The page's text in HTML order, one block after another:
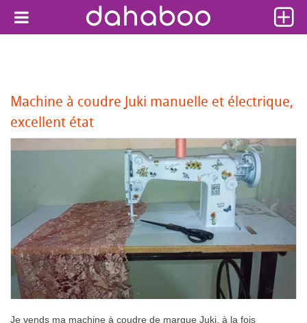
Machine à coudre Juki manuelle et électrique,
excellent état
Je vends ma machine à coudre de marque Juki, à la fois